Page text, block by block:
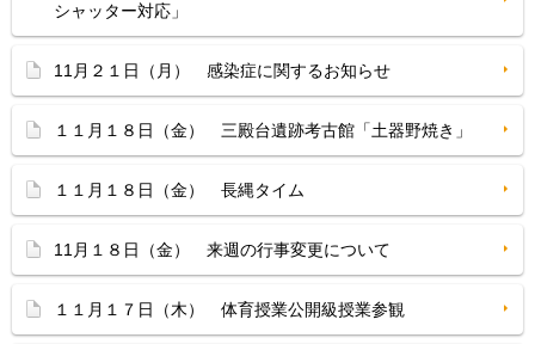
シャッター対応」
11月２１日（月） 感染症に関するお知らせ
１１月１８日（金） 三殿台遺跡考古館「土器野焼き」
１１月１８日（金） 長縄タイム
11月１８日（金） 来週の行事変更について
１１月１７日（木） 体育授業公開級授業参観